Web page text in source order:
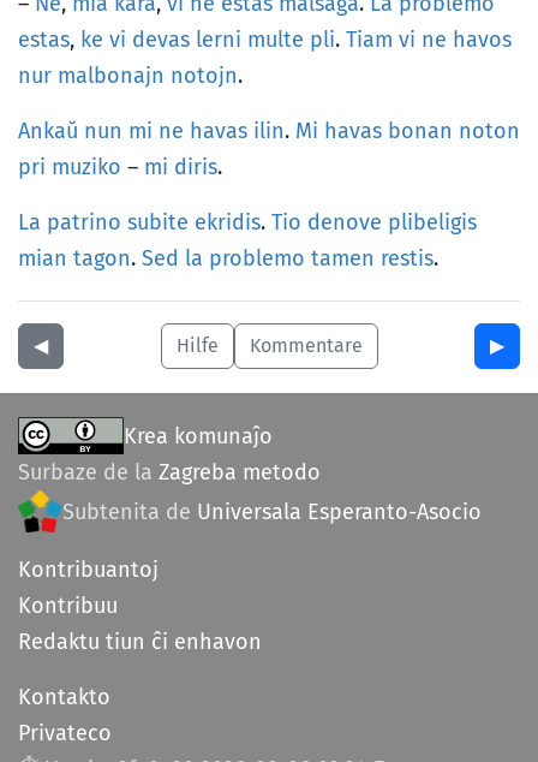
estas, ke vi devas lerni multe pli. Tiam vi ne havos
nur malbonajn notojn.
Ankaŭ nun mi ne havas ilin. Mi havas bonan noton
pri muziko – mi diris.
La patrino subite ekridis. Tio denove plibeligis
mian tagon. Sed la problemo tamen restis.
◀︎ Hilfe Kommentare ▶︎
Krea komunaĵo
Surbaze de la Zagreba metodo
Subtenita de Universala Esperanto-Asocio
Kontribuantoj
Kontribuu
Redaktu tiun ĉi enhavon
Kontakto
Privateco